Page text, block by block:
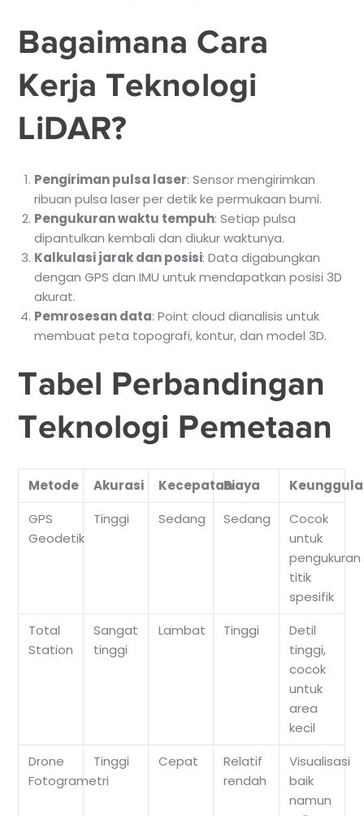
Bagaimana Cara
Kerja Teknologi
LiDAR?
Pengiriman pulsa laser: Sensor mengirimkan
ribuan pulsa laser per detik ke permukaan bumi.
Pengukuran waktu tempuh: Setiap pulsa
dipantulkan kembali dan diukur waktunya.
Kalkulasi jarak dan posisi: Data digabungkan
dengan GPS dan IMU untuk mendapatkan posisi 3D
akurat.
Pemrosesan data: Point cloud dianalisis untuk
membuat peta topografi, kontur, dan model 3D.
Tabel Perbandingan
Teknologi Pemetaan
Metode Akurasi KecepatanBiaya
GPS
Geodetik
Tinggi Sedang Sedang
Cocok
untuk
pengukuran
titik
spesifik
Total
Station
Sangat
tinggi
Lambat Tinggi
Detil
tinggi,
cocok
untuk
area
kecil
Drone
Fotogrametri
Tinggi Cepat
Relatif
rendah
Visualisasi
baik
namun